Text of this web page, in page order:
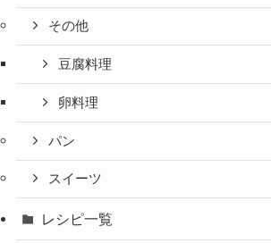
その他
豆腐料理
卵料理
パン
スイーツ
レシピ一覧